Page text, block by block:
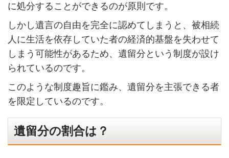
に処分することができるのが原則です。
しかし遺言の自由を完全に認めてしまうと、被相続
人に生活を依存していた者の経済的基盤を失わせて
しまう可能性があるため、遺留分という制度が設け
られているのです。
このような制度趣旨に鑑み、遺留分を主張できる者
を限定しているのです。
遺留分の割合は？